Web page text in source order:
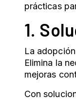
prácticas
1.
La
Elimina la
mejoras
Con